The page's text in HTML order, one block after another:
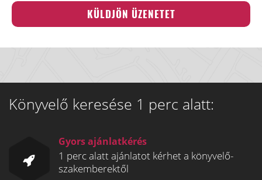
Könyvelő keresése 1 perc alatt:
Gyors ajánlatkérés
1 perc alatt ajánlatot kérhet a könyvelő-
szakemberektől